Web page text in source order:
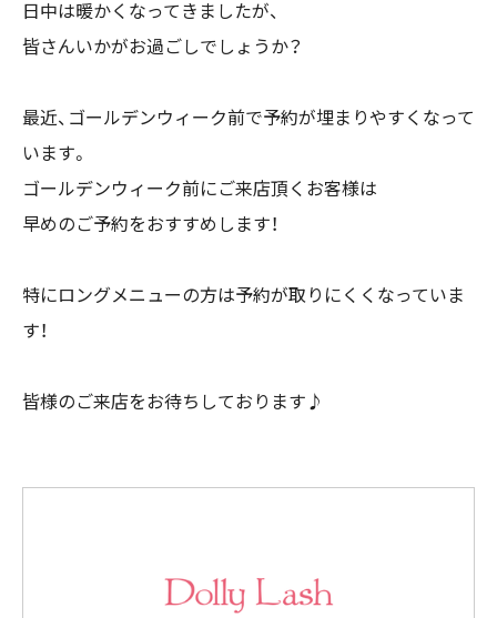
日中は暖かくなってきましたが、
皆さんいかがお過ごしでしょうか？
最近、ゴールデンウィーク前で予約が埋まりやすくなって
います。
ゴールデンウィーク前にご来店頂くお客様は
早めのご予約をおすすめします！
特にロングメニューの方は予約が取りにくくなっていま
す！
皆様のご来店をお待ちしております♪